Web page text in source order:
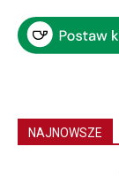
NAJNOWSZE